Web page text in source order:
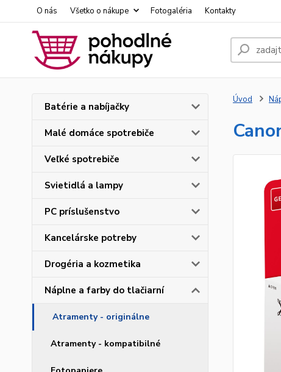
O nás Všetko o nákupe Fotogaléria Kontakty
Batérie a nabíjačky
Malé domáce spotrebiče
Veľké spotrebiče
Svietidlá a lampy
PC príslušenstvo
Kancelárske potreby
Drogéria a kozmetika
Náplne a farby do tlačiarní
Atramenty - originálne
Atramenty - kompatibilné
Úvod